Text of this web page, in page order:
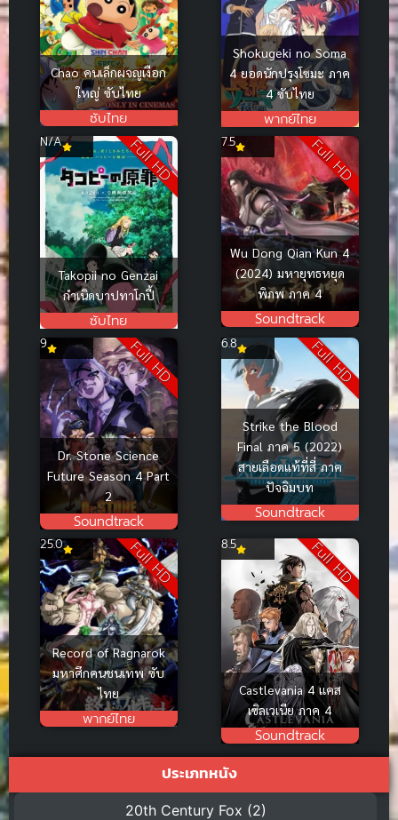
Chao คนเล็กผจญเงือก
ใหญ่ ซับไทย
ซับไทย
Shokugeki no Soma
4 ยอดนักปรุงโซมะ ภาค
4 ซับไทย
พากย์ไทย
Full HD
Takopii no Genzai
กำเนิดบาปทาโกปี้
ซับไทย
N/A Full HD
Wu Dong Qian Kun 4
(2024) มหายุทธหยุด
พิภพ ภาค 4
Soundtrack
7.5
Full HD
Dr. Stone Science
Future Season 4 Part
2
Soundtrack
9 Full HD
Strike the Blood
Final ภาค 5 (2022)
สายเลือดแท้ที่สี่ ภาค
ปัจฉิมบท
Soundtrack
6.8
Full HD
Record of Ragnarok
มหาศึกคนชนเทพ ซับ
ไทย
พากย์ไทย
25.0 Full HD
Castlevania 4 แคส
เซิลเวเนีย ภาค 4
Soundtrack
8.5
ประเภทหนัง
20th Century Fox (2)